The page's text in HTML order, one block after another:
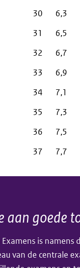
30
6,3
31
6,5
32
6,7
33
6,9
34
7,1
35
7,3
36
7,5
37
7,7
aan goede
is
van de centrale